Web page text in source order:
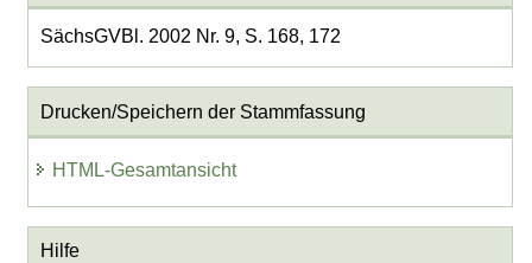
SächsGVBl. 2002 Nr. 9, S. 168, 172
Drucken/Speichern der Stammfassung
HTML-Gesamtansicht
Hilfe